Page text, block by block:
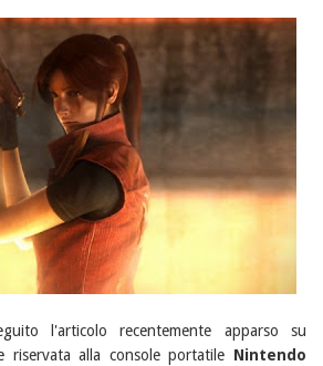
l'articolo recentemente apparso su
riservata alla console portatile Nintendo